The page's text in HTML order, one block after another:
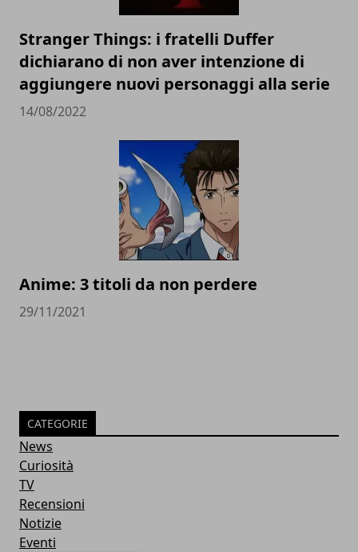
Stranger Things: i fratelli Duffer
dichiarano di non aver intenzione di
aggiungere nuovi personaggi alla serie
14/08/2022
Anime: 3 titoli da non perdere
29/11/2021
CATEGORIE
News
Curiosità
TV
Recensioni
Notizie
Eventi